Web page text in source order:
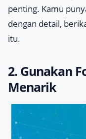
penting. Kamu
dengan detail,
itu.
2. Gunakan
Menarik